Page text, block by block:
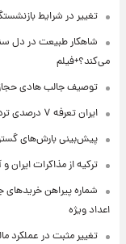
تغییر در شرایط
شاهکار طبیعت در دل
می‌کند؟+فیلم
توصیف جالب هادی
ایران تعرفه ۷ درصدی تردد از تنگه هرمز را ابلاغ کرد
پیش‌بینی بارش‌های
ترکیه از مذاکرات ایران
شماره پیراهن
اعداد ویژه